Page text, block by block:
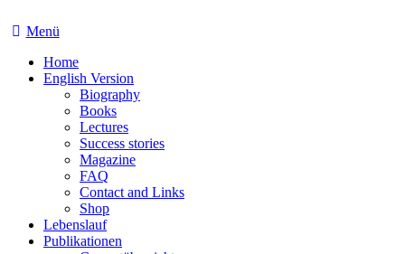
Menü
Home
English Version
Biography
Books
Lectures
Success stories
Magazine
FAQ
Contact and Links
Shop
Lebenslauf
Publikationen